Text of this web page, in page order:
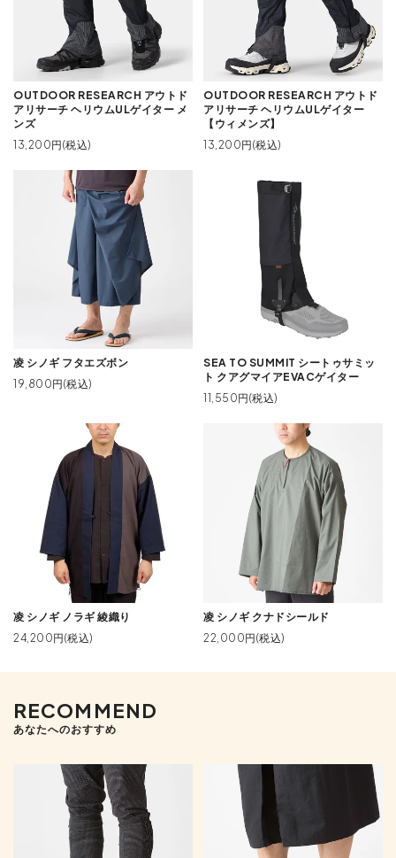
OUTDOOR RESEARCH アウトド
アリサーチ ヘリウムULゲイター メ
ンズ
13,200円(税込)
OUTDOOR RESEARCH アウトド
アリサーチ ヘリウムULゲイター
【ウィメンズ】
13,200円(税込)
凌 シノギ フタエズボン
19,800円(税込)
SEA TO SUMMIT シートゥサミッ
ト クアグマイアEVACゲイター
11,550円(税込)
凌 シノギ ノラギ 綾織り
24,200円(税込)
凌 シノギ クナドシールド
22,000円(税込)
RECOMMEND
あなたへのおすすめ